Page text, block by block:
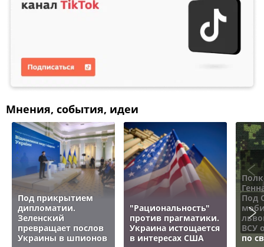
Мнения, события, идеи
Под прикрытием
дипломатии.
Зеленский
превращает послов
Украины в шпионов
"Рациональность"
против прагматики.
Украина истощается
в интересах США
Под
ВСУ
по